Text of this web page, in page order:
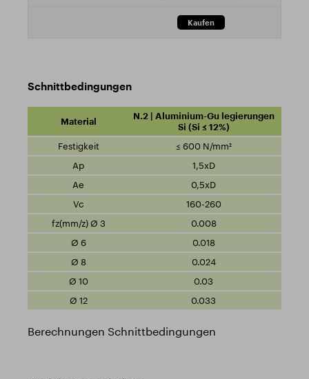
Schnittbedingungen
N.2 | Aluminium-Gu legierungen
Si (Si ≤ 12%)
≤ 600 N/mm²
1,5xD
0,5xD
160-260
0.008
0.018
0.024
0.03
0.033
Berechnungen Schnittbedingungen